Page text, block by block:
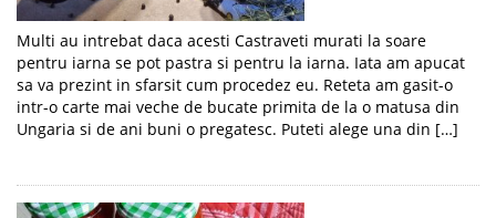
Multi au intrebat daca acesti Castraveti murati la soare
pentru iarna se pot pastra si pentru la iarna. Iata am apucat
sa va prezint in sfarsit cum procedez eu. Reteta am gasit-o
intr-o carte mai veche de bucate primita de la o matusa din
Ungaria si de ani buni o pregatesc. Puteti alege una din […]